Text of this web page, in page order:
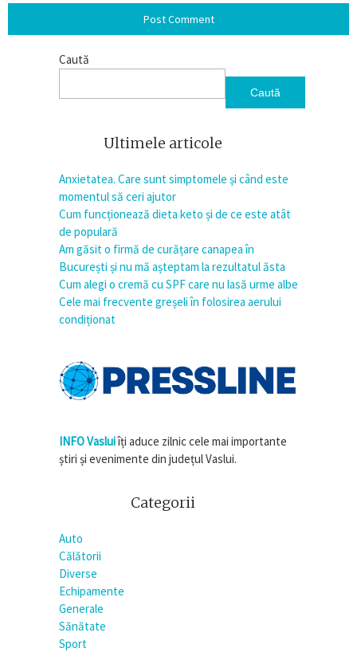
Caută
Caută
Ultimele articole
Anxietatea. Care sunt simptomele și când este
momentul să ceri ajutor
Cum funcționează dieta keto și de ce este atât
de populară
Am găsit o firmă de curățare canapea în
București și nu mă așteptam la rezultatul ăsta
Cum alegi o cremă cu SPF care nu lasă urme albe
Cele mai frecvente greșeli în folosirea aerului
condiționat
INFO Vasluiîți aduce zilnic cele mai importante
știri și evenimente din județul Vaslui.
Categorii
Auto
Călătorii
Diverse
Echipamente
Generale
Sănătate
Sport